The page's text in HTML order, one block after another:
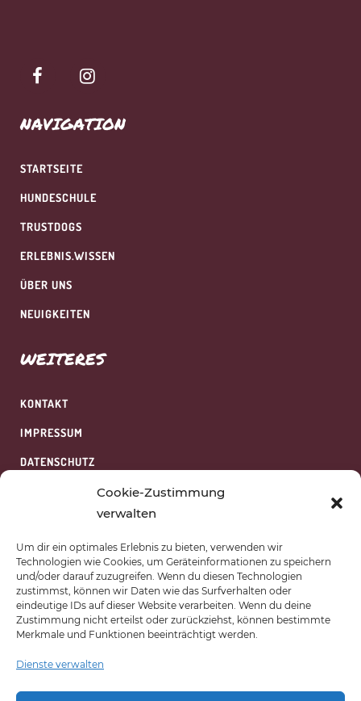
Cookie-Zustimmung
verwalten
Um dir ein optimales Erlebnis zu bieten, verwenden wir
Technologien wie Cookies, um Geräteinformationen zu speichern
und/oder darauf zuzugreifen. Wenn du diesen Technologien
zustimmst, können wir Daten wie das Surfverhalten oder
eindeutige IDs auf dieser Website verarbeiten. Wenn du deine
Zustimmung nicht erteilst oder zurückziehst, können bestimmte
Merkmale und Funktionen beeinträchtigt werden.
Dienste verwalten
NAVIGATION
STARTSEITE
HUNDESCHULE
TRUSTDOGS
ERLEBNIS.WISSEN
ÜBER UNS
NEUIGKEITEN
WEITERES
KONTAKT
IMPRESSUM
DATENSCHUTZ
HAFTUNGSAUSSCHLUSS
WIDERRUFSBELEHRUNG
COOKIES
AGB
ÜBER UNS
AKADEMIE VAN SCHEWICK